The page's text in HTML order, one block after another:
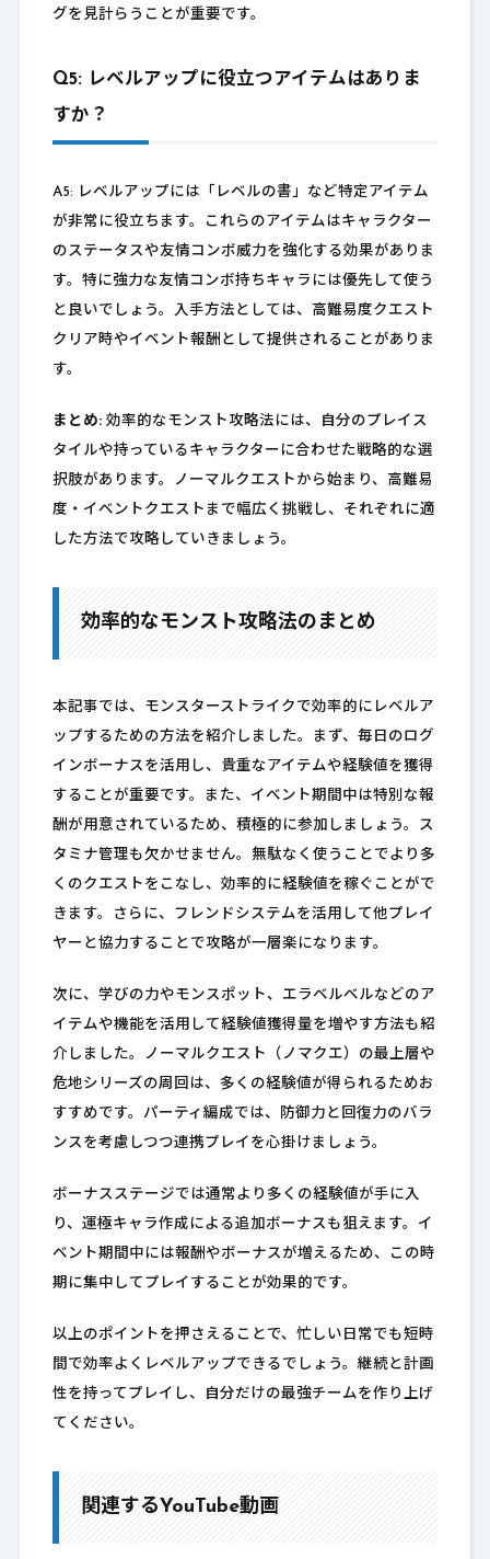
グを見計らうことが重要です。
Q5: レベルアップに役立つアイテムはありま
すか？
A5: レベルアップには「レベルの書」など特定アイテム
が非常に役立ちます。これらのアイテムはキャラクター
のステータスや友情コンボ威力を強化する効果がありま
す。特に強力な友情コンボ持ちキャラには優先して使う
と良いでしょう。入手方法としては、高難易度クエスト
クリア時やイベント報酬として提供されることがありま
す。
まとめ:効率的なモンスト攻略法には、自分のプレイス
タイルや持っているキャラクターに合わせた戦略的な選
択肢があります。ノーマルクエストから始まり、高難易
度・イベントクエストまで幅広く挑戦し、それぞれに適
した方法で攻略していきましょう。
効率的なモンスト攻略法のまとめ
本記事では、モンスターストライクで効率的にレベルア
ップするための方法を紹介しました。まず、毎日のログ
インボーナスを活用し、貴重なアイテムや経験値を獲得
することが重要です。また、イベント期間中は特別な報
酬が用意されているため、積極的に参加しましょう。ス
タミナ管理も欠かせません。無駄なく使うことでより多
くのクエストをこなし、効率的に経験値を稼ぐことがで
きます。さらに、フレンドシステムを活用して他プレイ
ヤーと協力することで攻略が一層楽になります。
次に、学びの力やモンスポット、エラベルベルなどのア
イテムや機能を活用して経験値獲得量を増やす方法も紹
介しました。ノーマルクエスト（ノマクエ）の最上層や
危地シリーズの周回は、多くの経験値が得られるためお
すすめです。パーティ編成では、防御力と回復力のバラ
ンスを考慮しつつ連携プレイを心掛けましょう。
ボーナスステージでは通常より多くの経験値が手に入
り、運極キャラ作成による追加ボーナスも狙えます。イ
ベント期間中には報酬やボーナスが増えるため、この時
期に集中してプレイすることが効果的です。
以上のポイントを押さえることで、忙しい日常でも短時
間で効率よくレベルアップできるでしょう。継続と計画
性を持ってプレイし、自分だけの最強チームを作り上げ
てください。
関連するYouTube動画